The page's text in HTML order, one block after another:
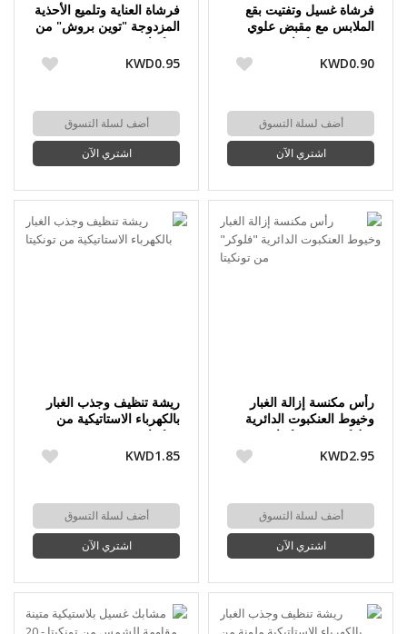
فرشاة غسيل وتفتيت بقع
الملابس مع مقبض علوي
مريح من تونكيتا
KWD0.90
أضف لسلة التسوق
اشتري الآن
فرشاة العناية وتلميع الأحذية
المزدوجة "توين بروش" من
تونكيتا
KWD0.95
أضف لسلة التسوق
اشتري الآن
رأس مكنسة إزالة الغبار
وخيوط العنكبوت الدائرية
"فلوكر" من تونكيتا
KWD2.95
أضف لسلة التسوق
اشتري الآن
ريشة تنظيف وجذب الغبار
بالكهرباء الاستاتيكية من
تونكيتا
KWD1.85
أضف لسلة التسوق
اشتري الآن